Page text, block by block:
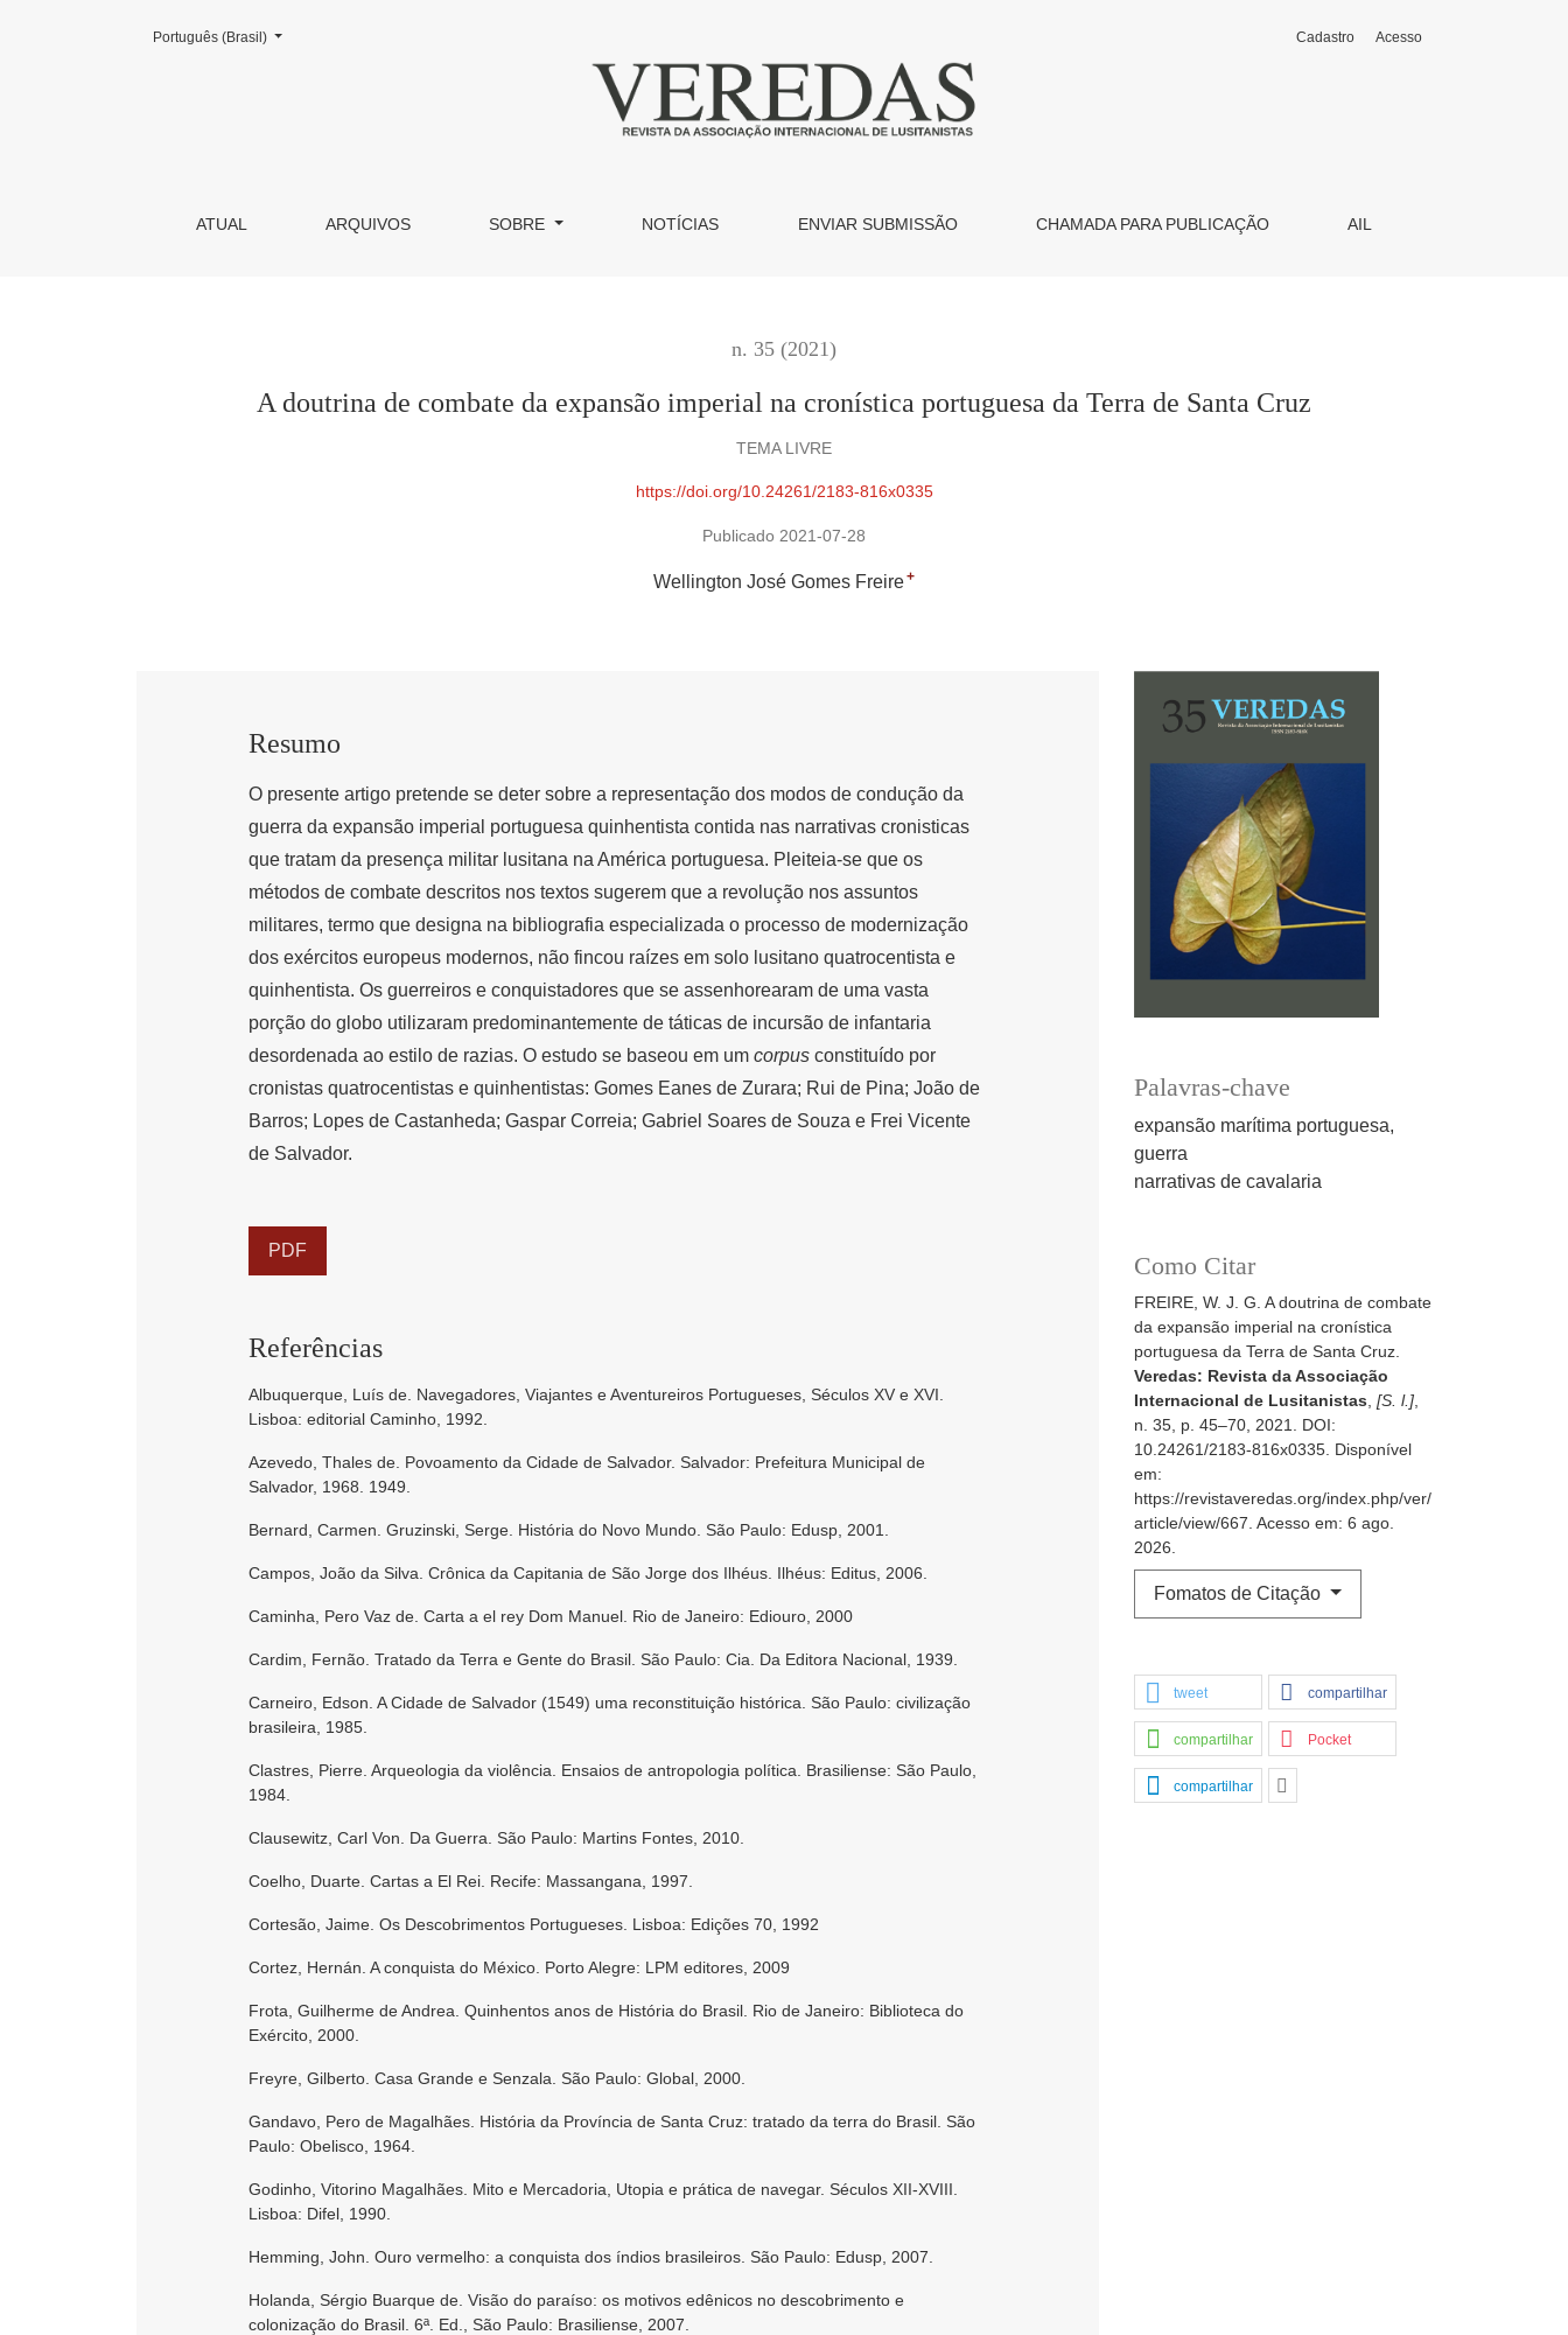
A doutrina de combate da expansão imperial na cronística portuguesa da Terra de Santa Cruz
ATUAL ARQUIVOS SOBRE NOTÍCIAS ENVIAR SUBMISSÃO CHAMADA PARA PUBLICAÇÃO AIL
Cadastro Acesso
Mudar o idioma. O atual é:
Português (Brasil)
n. 35 (2021)
A doutrina de combate da expansão imperial na cronística portuguesa da Terra de Santa Cruz
TEMA LIVRE
https://doi.org/10.24261/2183-816x0335
Publicado 2021-07-28
Wellington José Gomes Freire+
Palavras-chave
expansão marítima portuguesa,
guerra
narrativas de cavalaria
Como Citar
FREIRE, W. J. G. A doutrina de combate
da expansão imperial na cronística
portuguesa da Terra de Santa Cruz.
Veredas: Revista da Associação
Internacional de Lusitanistas [S. l.]
n. 35, p. 45–70, 2021. DOI:
10.24261/2183-816x0335. Disponível
em:
https://revistaveredas.org/index.php/ver/
article/view/667. Acesso em: 6 ago.
2026.
Fomatos de Citação
tweet compartilhar
compartilhar Pocket
compartilhar
Resumo
O presente artigo pretende se deter sobre a representação dos modos de condução da
guerra da expansão imperial portuguesa quinhentista contida nas narrativas cronisticas
que tratam da presença militar lusitana na América portuguesa. Pleiteia-se que os
métodos de combate descritos nos textos sugerem que a revolução nos assuntos
militares, termo que designa na bibliografia especializada o processo de modernização
dos exércitos europeus modernos, não fincou raízes em solo lusitano quatrocentista e
quinhentista. Os guerreiros e conquistadores que se assenhorearam de uma vasta
porção do globo utilizaram predominantemente de táticas de incursão de infantaria
desordenada ao estilo de razias. O estudo se baseou em um corpus constituído por
cronistas quatrocentistas e quinhentistas: Gomes Eanes de Zurara; Rui de Pina; João de
Barros; Lopes de Castanheda; Gaspar Correia; Gabriel Soares de Souza e Frei Vicente
de Salvador.
PDF
Referências
Albuquerque, Luís de. Navegadores, Viajantes e Aventureiros Portugueses, Séculos XV e XVI.
Lisboa: editorial Caminho, 1992.
Azevedo, Thales de. Povoamento da Cidade de Salvador. Salvador: Prefeitura Municipal de
Salvador, 1968. 1949.
Bernard, Carmen. Gruzinski, Serge. História do Novo Mundo. São Paulo: Edusp, 2001.
Campos, João da Silva. Crônica da Capitania de São Jorge dos Ilhéus. Ilhéus: Editus, 2006.
Caminha, Pero Vaz de. Carta a el rey Dom Manuel. Rio de Janeiro: Ediouro, 2000
Cardim, Fernão. Tratado da Terra e Gente do Brasil. São Paulo: Cia. Da Editora Nacional, 1939.
Carneiro, Edson. A Cidade de Salvador (1549) uma reconstituição histórica. São Paulo: civilização
brasileira, 1985.
Clastres, Pierre. Arqueologia da violência. Ensaios de antropologia política. Brasiliense: São Paulo,
1984.
Clausewitz, Carl Von. Da Guerra. São Paulo: Martins Fontes, 2010.
Coelho, Duarte. Cartas a El Rei. Recife: Massangana, 1997.
Cortesão, Jaime. Os Descobrimentos Portugueses. Lisboa: Edições 70, 1992
Cortez, Hernán. A conquista do México. Porto Alegre: LPM editores, 2009
Frota, Guilherme de Andrea. Quinhentos anos de História do Brasil. Rio de Janeiro: Biblioteca do
Exército, 2000.
Freyre, Gilberto. Casa Grande e Senzala. São Paulo: Global, 2000.
Gandavo, Pero de Magalhães. História da Província de Santa Cruz: tratado da terra do Brasil. São
Paulo: Obelisco, 1964.
Godinho, Vitorino Magalhães. Mito e Mercadoria, Utopia e prática de navegar. Séculos XII-XVIII.
Lisboa: Difel, 1990.
Hemming, John. Ouro vermelho: a conquista dos índios brasileiros. São Paulo: Edusp, 2007.
Holanda, Sérgio Buarque de. Visão do paraíso: os motivos edênicos no descobrimento e
colonização do Brasil. 6ª. Ed., São Paulo: Brasiliense, 2007.